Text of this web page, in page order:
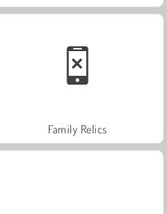
Family Relics